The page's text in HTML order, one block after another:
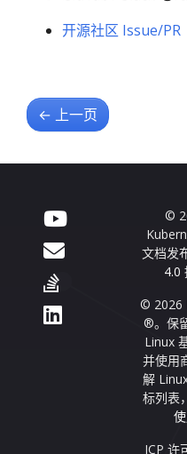
开源社区 Issue/PR
← 上一页
©
文档发
4.0
© 2026
®。保
Linux
并使用
解
标列表
ICP 许